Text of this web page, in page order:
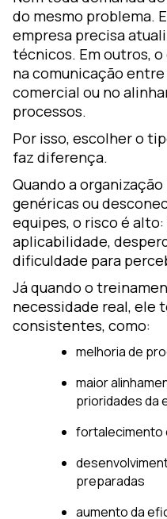
do mesmo problema.
empresa precisa
técnicos. Em outros,
na comunicação
comercial ou no
processos.
Por isso, escolher o
faz diferença.
Quando a
genéricas ou
equipes, o risco é
aplicabilidade,
dificuldade para
Já quando o
necessidade real, ele
consistentes, como:
melhoria de
maior
prioridades da
fortalecimento
preparadas
aumento da